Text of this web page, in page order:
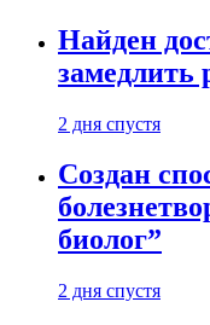
Найден
замедлить
2 дня спустя
Создан
биолог”
2 дня спустя